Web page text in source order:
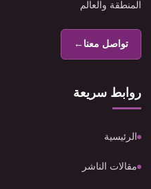
المنطقة والعالم
تواصل معنا←
روابط سريعة
الرئيسية
مقالات الناشر